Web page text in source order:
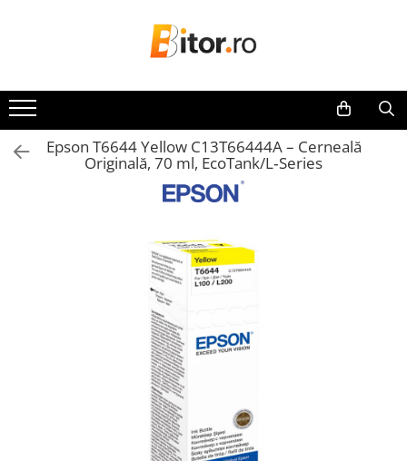
Laptop , PC, Tablete
Laptop-uri
Laptop-uri Gaming
Laptop-uri Workstation
Imprimante, Scannere,
Imprimante & Multifuncționale
Imprimanta Laser Color
Imprimanta Laser Mono
Epson T6644 Yellow C13T66444A – Cerneală
Originală, 70 ml, EcoTank/L‑Series